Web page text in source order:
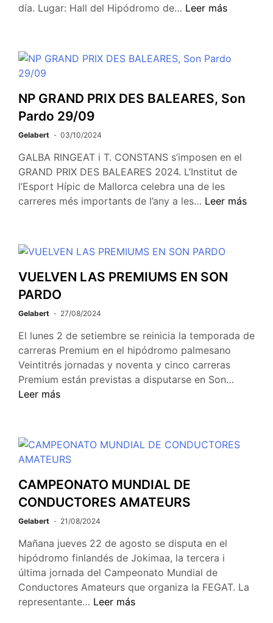
día. Lugar: Hall del Hipódromo de… Leer más
NP GRAND PRIX DES BALEARES, Son
Pardo 29/09
Gelabert 03/10/2024
GALBA RINGEAT i T. CONSTANS s’imposen en el
GRAND PRIX DES BALEARES 2024. L’Institut de
l’Esport Hípic de Mallorca celebra una de les
carreres més importants de l’any a les… Leer más
VUELVEN LAS PREMIUMS EN SON
PARDO
Gelabert 27/08/2024
El lunes 2 de setiembre se reinicia la temporada de
carreras Premium en el hipódromo palmesano
Veintitrés jornadas y noventa y cinco carreras
Premium están previstas a disputarse en Son…
Leer más
CAMPEONATO MUNDIAL DE
CONDUCTORES AMATEURS
Gelabert 21/08/2024
Mañana jueves 22 de agosto se disputa en el
hipódromo finlandés de Jokimaa, la tercera i
última jornada del Campeonato Mundial de
Conductores Amateurs que organiza la FEGAT. La
representante… Leer más